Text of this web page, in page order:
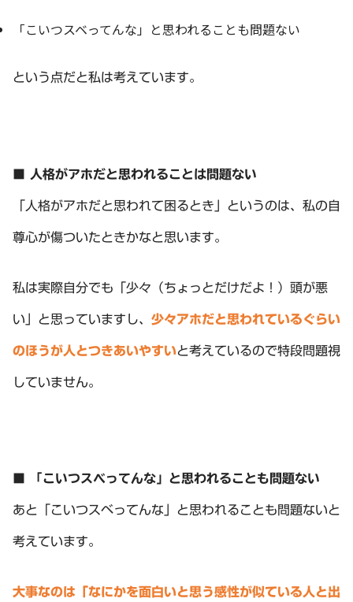
「こいつスベってんな」と思われることも問題ない
という点だと私は考えています。
■ 人格がアホだと思われることは問題ない
「人格がアホだと思われて困るとき」というのは、私の自
尊心が傷ついたときかなと思います。
私は実際自分でも「少々（ちょっとだけだよ！）頭が悪
い」と思っていますし、 少々アホだと思われているぐらい
のほうが人とつきあいやすいと考えているので特段問題視
していません。
■ 「こいつスベってんな」と思われることも問題ない
あと「こいつスベってんな」と思われることも問題ないと
考えています。
大事なのは「なにかを面白いと思う感性が似ている人と出